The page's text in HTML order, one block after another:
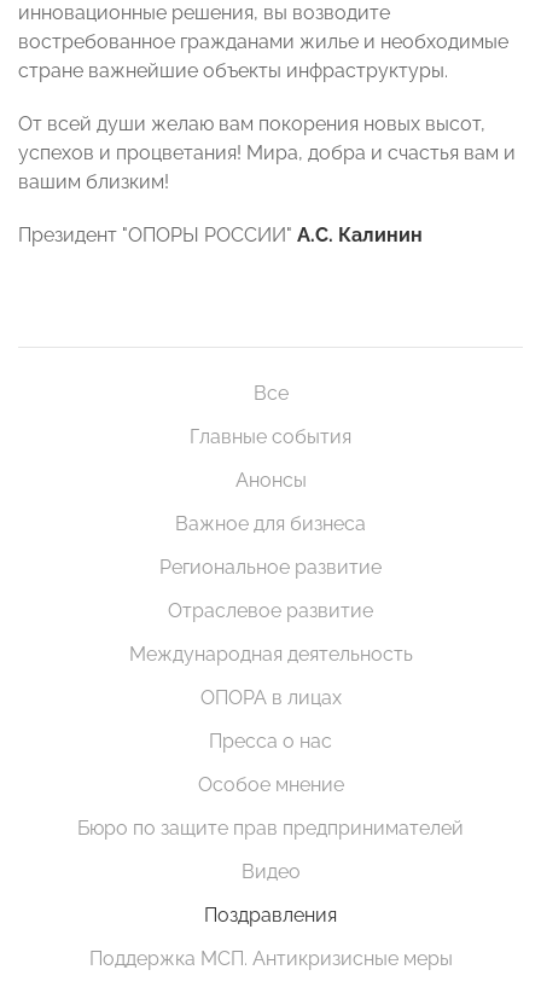
инновационные решения, вы возводите
востребованное гражданами жилье и необходимые
стране важнейшие объекты инфраструктуры.
От всей души желаю вам покорения новых высот,
успехов и процветания! Мира, добра и счастья вам и
вашим близким!
Президент "ОПОРЫ РОССИИ" А.С. Калинин
Все
Главные события
Анонсы
Важное для бизнеса
Региональное развитие
Отраслевое развитие
Международная деятельность
ОПОРА в лицах
Пресса о нас
Особое мнение
Бюро по защите прав предпринимателей
Видео
Поздравления
Поддержка МСП. Антикризисные меры